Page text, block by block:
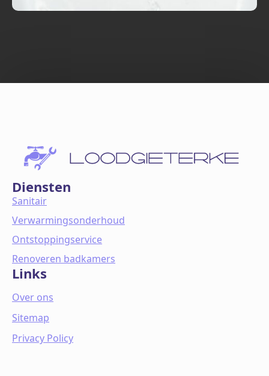
Diensten
Sanitair
Verwarmingsonderhoud
Ontstoppingservice
Renoveren badkamers
Links
Over ons
Sitemap
Privacy Policy